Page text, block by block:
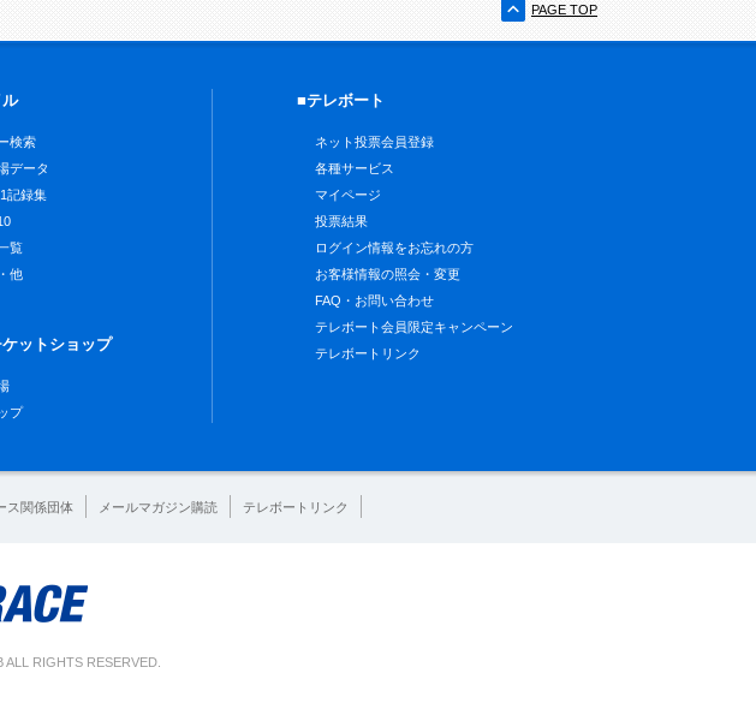
PAGE TOP
検索
データ
記録集
覧
他
ットショップ
プ
■テレボート
ネット投票会員登録
各種サービス
マイページ
投票結果
ログイン情報をお忘れの方
お客様情報の照会・変更
FAQ・お問い合わせ
テレボート会員限定キャンペーン
テレボートリンク
ス関係団体 メールマガジン購読 テレボートリンク
RIGHTS RESERVED.